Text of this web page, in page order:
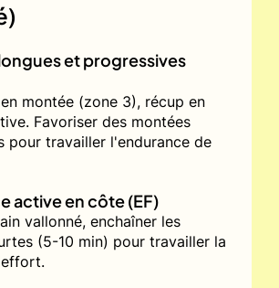
et progressives
montée (zone 3), récup en
Favoriser des montées
pour travailler l'endurance de
active en côte (EF)
vallonné, enchaîner les
(5-10 min) pour travailler la